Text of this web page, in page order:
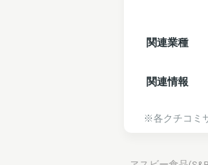
関連業種
関連情報
※各クチコミ